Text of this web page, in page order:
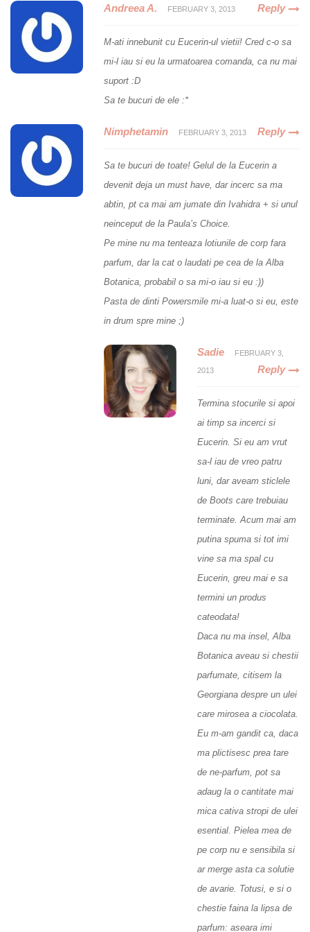
Andreea A. FEBRUARY 3, 2013 Reply
M-ati innebunit cu Eucerin-ul vietii! Cred c-o sa
mi-l iau si eu la urmatoarea comanda, ca nu mai
suport :D
Sa te bucuri de ele :*
Nimphetamin FEBRUARY 3, 2013 Reply
Sa te bucuri de toate! Gelul de la Eucerin a
devenit deja un must have, dar incerc sa ma
abtin, pt ca mai am jumate din Ivahidra + si unul
neinceput de la Paula’s Choice.
Pe mine nu ma tenteaza lotiunile de corp fara
parfum, dar la cat o laudati pe cea de la Alba
Botanica, probabil o sa mi-o iau si eu :))
Pasta de dinti Powersmile mi-a luat-o si eu, este
in drum spre mine ;)
Sadie FEBRUARY 3,
2013 Reply
Termina stocurile si apoi
ai timp sa incerci si
Eucerin. Si eu am vrut
sa-l iau de vreo patru
luni, dar aveam sticlele
de Boots care trebuiau
terminate. Acum mai am
putina spuma si tot imi
vine sa ma spal cu
Eucerin, greu mai e sa
termini un produs
cateodata!
Daca nu ma insel, Alba
Botanica aveau si chestii
parfumate, citisem la
Georgiana despre un ulei
care mirosea a ciocolata.
Eu m-am gandit ca, daca
ma plictisesc prea tare
de ne-parfum, pot sa
adaug la o cantitate mai
mica cativa stropi de ulei
esential. Pielea mea de
pe corp nu e sensibila si
ar merge asta ca solutie
de avarie. Totusi, e si o
chestie faina la lipsa de
parfum: aseara imi